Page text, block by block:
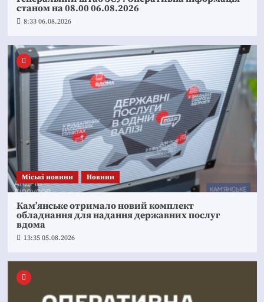
станом на 08.00 06.08.2026
8:33 06.08.2026
Mіські новини Новини
Кам’янське отримало новий комплект
обладнання для надання державних послуг
вдома
13:35 05.08.2026